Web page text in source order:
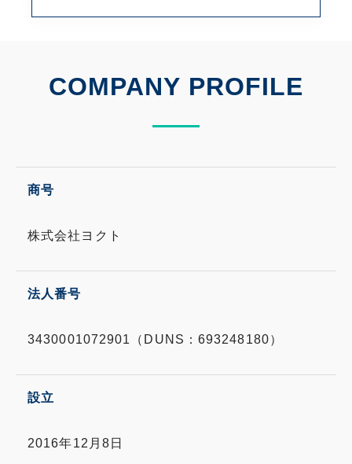
COMPANY PROFILE
商号
株式会社ヨクト
法人番号
3430001072901（DUNS：693248180）
設立
2016年12月8日